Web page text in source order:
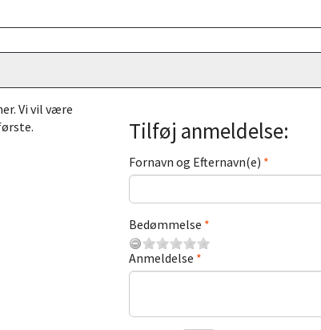
Vi vil være
Tilføj anmeldelse:
Fornavn og Efternavn(e)
Bedømmelse
Anmeldelse